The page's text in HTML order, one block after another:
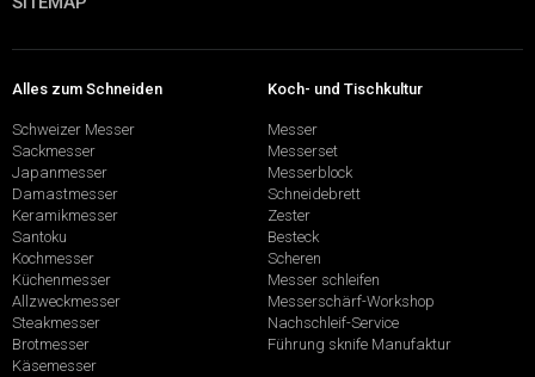
Alles zum Schneiden
Schweizer Messer
Sackmesser
Japanmesser
Damastmesser
Keramikmesser
Santoku
Kochmesser
Küchenmesser
Allzweckmesser
Steakmesser
Brotmesser
Käsemesser
Koch- und Tischkultur
Messer
Messerset
Messerblock
Schneidebrett
Zester
Besteck
Scheren
Messer schleifen
Messerschärf-Workshop
Nachschleif-Service
Führung sknife Manufaktur